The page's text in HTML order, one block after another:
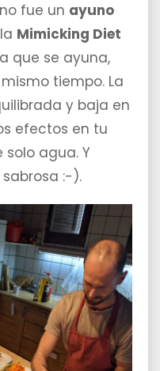
fue un ayuno
Mimicking Diet
que se ayuna,
tiempo. La
y baja en
efectos en tu
agua. Y
:-).